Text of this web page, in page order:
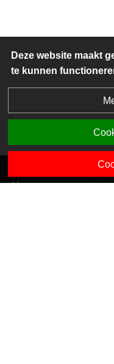
Algemene
Deze website maakt
te kunnen